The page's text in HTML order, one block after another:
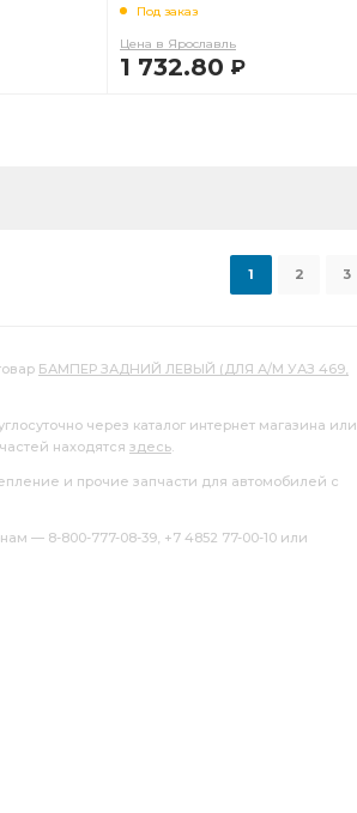
Под заказ
Цена в Ярославль
1 732.80 Р
1 2 3
БАМПЕР ЗАДНИЙ ЛЕВЫЙ (ДЛЯ А/М УАЗ 469,
через каталог интернет магазина или
находятся здесь.
и прочие запчасти для автомобилей с
— 8-800-777-08-39, +7 4852 77-00-10 или